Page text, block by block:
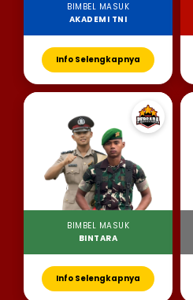
BIMBEL MASUK
AKADEMI TNI
Info Selengkapnya
BIMBEL MASUK
BINTARA
Info Selengkapnya